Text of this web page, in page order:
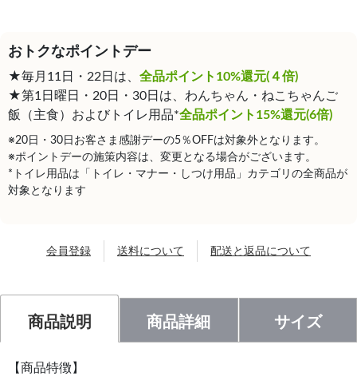
おトクなポイントデー
★毎月11日・22日は、 全品ポイント10%還元(４倍)
★第1日曜日・20日・30日は、わんちゃん・ねこちゃんご
飯（主食）およびトイレ用品*全品ポイント15%還元(6倍)
※20日・30日お客さま感謝デーの5％OFFは対象外となります。
※ポイントデーの施策内容は、変更となる場合がございます。
*トイレ用品は「トイレ・マナー・しつけ用品」カテゴリの全商品が
対象となります
会員登録 送料について 配送と返品について
商品説明 商品詳細 サイズ
【商品特徴】